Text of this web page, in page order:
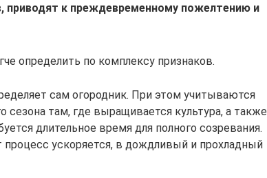
приводят к преждевременному пожелтению и
определить по комплексу признаков.
сам огородник. При этом учитываются
сезона там, где выращивается культура, а также
длительное время для полного созревания.
процесс ускоряется, в дождливый и прохладный